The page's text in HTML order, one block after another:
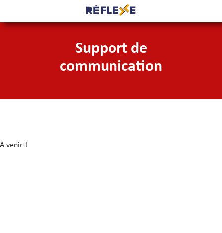
Support de
communication
A venir !